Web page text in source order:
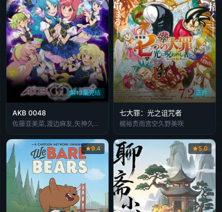
第13集完结
AKB 0048
佐藤亚美菜,渡边麻友,矢神久美,仲谷明香,秦佐和子,佐藤堇,石田晴香,三田麻央,渡边麻友 Mayu Watanabe,小野大辅
正片
七大罪：光之诅咒者
梶裕贵雨宫空久野美咲
9.4 5.0